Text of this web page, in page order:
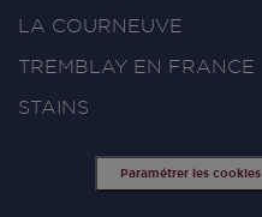
LA COURNEUVE
TREMBLAY EN FRANCE
STAINS
Paramétrer les cookies